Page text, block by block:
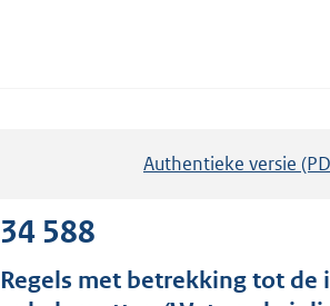
Authentieke versie
34 588
Regels met betrekking tot